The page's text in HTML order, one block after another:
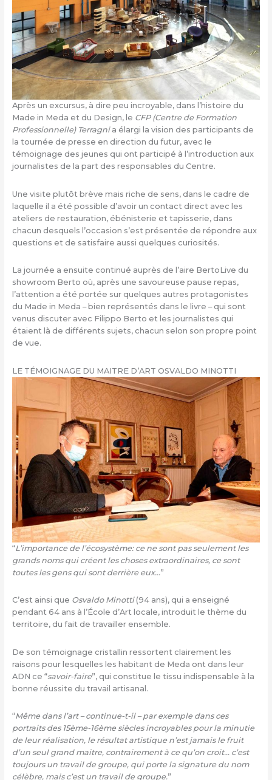
Après un excursus, à dire peu incroyable, dans l’histoire du
Made in Meda et du Design, le CFP (Centre de Formation
Professionnelle) Terragnia élargi la vision des participants de
la tournée de presse en direction du futur, avec le
témoignage des jeunes qui ont participé à l’introduction aux
journalistes de la part des responsables du Centre.
Une visite plutôt brève mais riche de sens, dans le cadre de
laquelle il a été possible d’avoir un contact direct avec les
ateliers de restauration, ébénisterie et tapisserie, dans
chacun desquels l’occasion s’est présentée de répondre aux
questions et de satisfaire aussi quelques curiosités.
La journée a ensuite continué auprès de l’aire BertoLive du
showroom Berto où, après une savoureuse pause repas,
l’attention a été portée sur quelques autres protagonistes
du Made in Meda – bien représentés dans le livre – qui sont
venus discuter avec Filippo Berto et les journalistes qui
étaient là de différents sujets, chacun selon son propre point
de vue.
LE TÉMOIGNAGE DU MAITRE D’ART OSVALDO MINOTTI
“L’importance de l’écosystème: ce ne sont pas seulement les
grands noms qui créent les choses extraordinaires, ce sont
toutes les gens qui sont derrière eux…”
C’est ainsi que Osvaldo Minotti(94 ans), qui a enseigné
pendant 64 ans à l’École d’Art locale, introduit le thème du
territoire, du fait de travailler ensemble.
De son témoignage cristallin ressortent clairement les
raisons pour lesquelles les habitant de Meda ont dans leur
ADN ce “savoir-faire”, qui constitue le tissu indispensable à la
bonne réussite du travail artisanal.
“Même dans l’art – continue-t-il – par exemple dans ces
portraits des 15ème-16ème siècles incroyables pour la minutie
de leur réalisation, le résultat artistique n’est jamais le fruit
d’un seul grand maitre, contrairement à ce qu’on croit… c’est
toujours un travail de groupe, qui porte la signature du nom
célèbre, mais c’est un travail de groupe.”